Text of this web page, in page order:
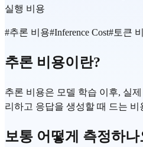
실행 비용
#추론 비용#Inference Cost#토큰
추론 비용이란?
추론 비용은 모델 학습 이후, 실
리하고 응답을 생성할 때 드는 비
보통 어떻게 측정하나